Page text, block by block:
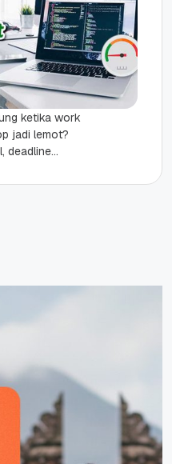
ketika work
jadi lemot?
deadline